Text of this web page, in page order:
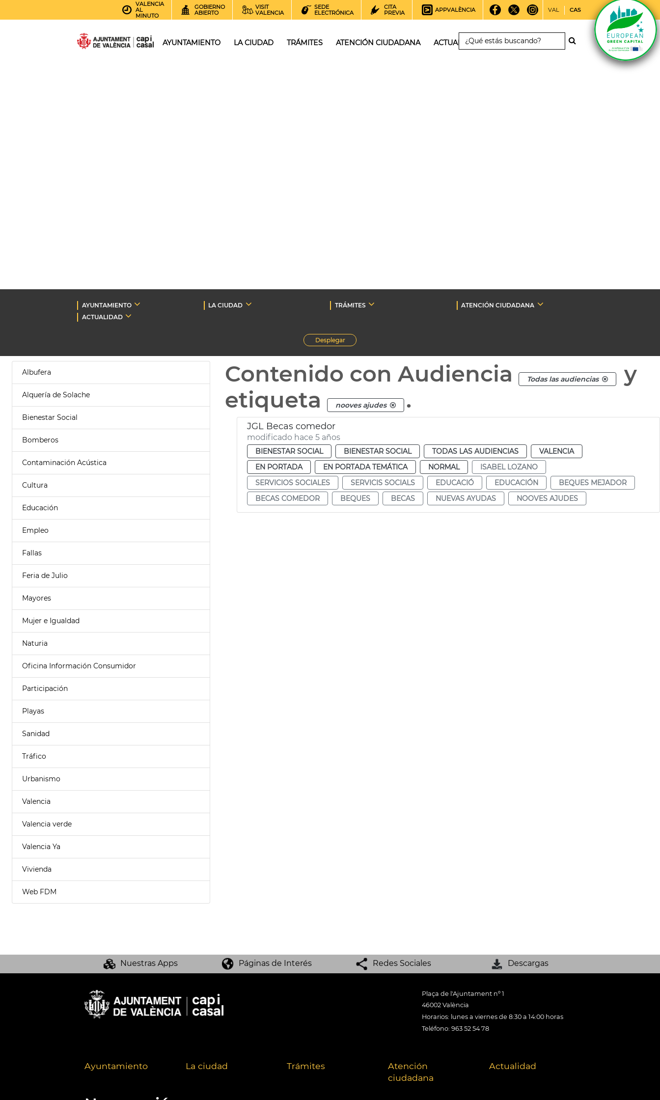
VALENCIA
AL
MINUTO
GOBIERNO
ABIERTO
VISIT
VALENCIA
SEDE
ELECTRÓNICA
CITA
PREVIA
APPVALÈNCIA VAL CAS
AYUNTAMIENTO LA CIUDAD TRÁMITES ATENCIÓN CIUDADANA ACTUALIDAD
AYUNTAMIENTO LA CIUDAD TRÁMITES
ATENCIÓN CIUDADANA
ACTUALIDAD
Desplegar
Albufera
Alquería de Solache
Bienestar Social
Bomberos
Contaminación Acústica
Cultura
Educación
Empleo
Fallas
Feria de Julio
Mayores
Mujer e Igualdad
Naturia
Oficina Información Consumidor
Participación
Playas
Sanidad
Tráfico
Urbanismo
Valencia
Valencia verde
Valencia Ya
Vivienda
Web FDM
Contenido con Audiencia Todas las audiencias
y
etiqueta
nooves ajudes .
JGL Becas comedor
modificado hace 5 años
BIENESTAR SOCIAL BIENESTAR SOCIAL TODAS LAS AUDIENCIAS
VALENCIA
EN PORTADA
EN PORTADA TEMÁTICA NORMAL
ISABEL LOZANO
SERVICIOS SOCIALES
SERVICIS SOCIALS EDUCACIÓ EDUCACIÓN
BEQUES MEJADOR
BECAS COMEDOR
BEQUES BECAS NUEVAS AYUDAS NOOVES AJUDES
Nuestras Apps Páginas de Interés Redes Sociales Descargas
Plaça de l'Ajuntament nº 1
46002 València
Horarios: lunes a viernes de 8:30 a 14:00 horas
Teléfono: 963 52 54 78
Ayuntamiento La ciudad Trámites
Atención
ciudadana
Actualidad